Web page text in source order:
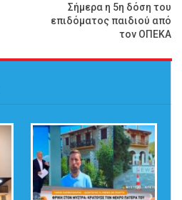
Σήμερα η 5η δόση του
επιδόματος παιδιού από
τον ΟΠΕΚΑ